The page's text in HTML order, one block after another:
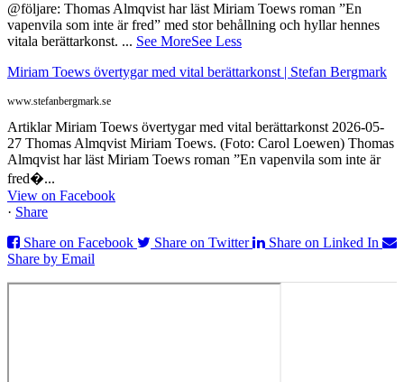
@följare: Thomas Almqvist har läst Miriam Toews roman ”En
vapenvila som inte är fred” med stor behållning och hyllar hennes
vitala berättarkonst. ... See MoreSee Less
Miriam Toews övertygar med vital berättarkonst | Stefan Bergmark
www.stefanbergmark.se
Artiklar Miriam Toews övertygar med vital berättarkonst 2026-05-
27 Thomas Almqvist Miriam Toews. (Foto: Carol Loewen) Thomas
Almqvist har läst Miriam Toews roman ”En vapenvila som inte är
fred�...
View on Facebook
· Share
Share on Facebook
Share on Twitter
Share on Linked In
Share by Email